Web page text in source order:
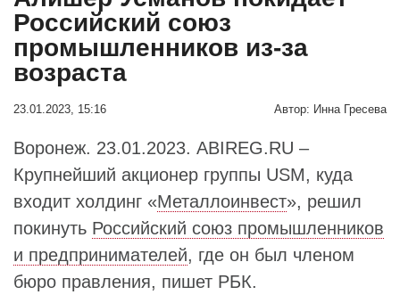
Российский союз
промышленников из-за
возраста
23.01.2023, 15:16 Автор: Инна Гресева
Воронеж. 23.01.2023. ABIREG.RU –
Крупнейший акционер группы USM, куда
входит холдинг «Металлоинвест», решил
покинуть Российский союз промышленников
и предпринимателей, где он был членом
бюро правления, пишет РБК.